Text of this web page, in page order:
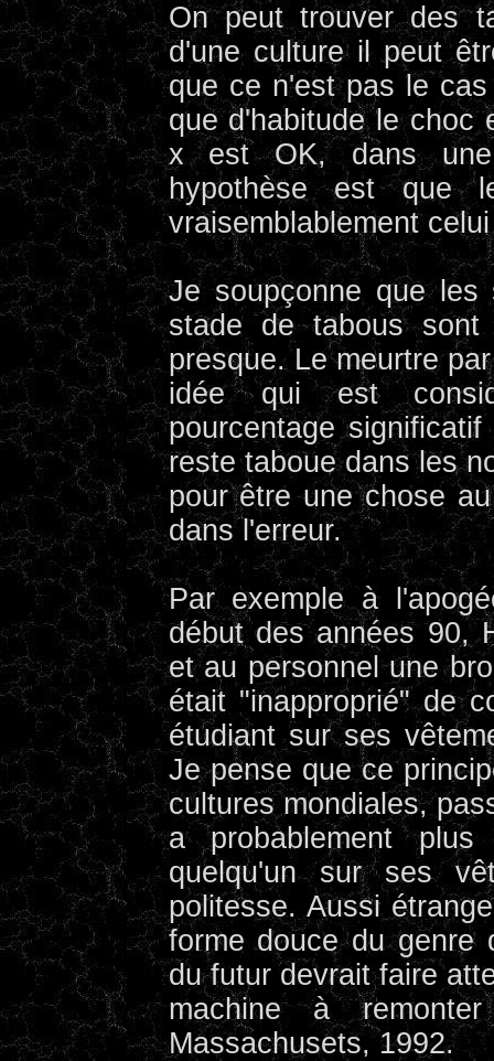
On peut trouver des
d'une culture il peut
que ce n'est pas le
que d'habitude le choc
x est OK, dans une
hypothèse est que
vraisemblablement
Je soupçonne que les
stade de tabous
presque. Le meurtre
idée qui est
pourcentage
reste taboue dans les
pour être une chose
dans l'erreur.
Par exemple à
début des années 90,
et au personnel une
était "inapproprié" de
étudiant sur ses
Je pense que ce
cultures mondiales,
a probablement
quelqu'un sur ses
politesse. Aussi
forme douce du genre
du futur devrait faire
machine à
Massachusets, 1992.